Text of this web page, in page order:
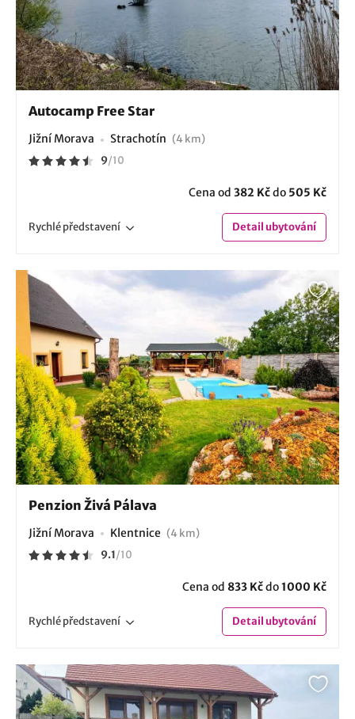
Autocamp Free Star
Jižní Morava Strachotín (4 km)
9/10
Cena od 382 Kčdo 505 Kč
Rychlépředstavení Detailubytování
Penzion Živá Pálava
Jižní Morava Klentnice (4 km)
9.1/10
Cena od 833 Kčdo1000 Kč
Rychlépředstavení Detailubytování